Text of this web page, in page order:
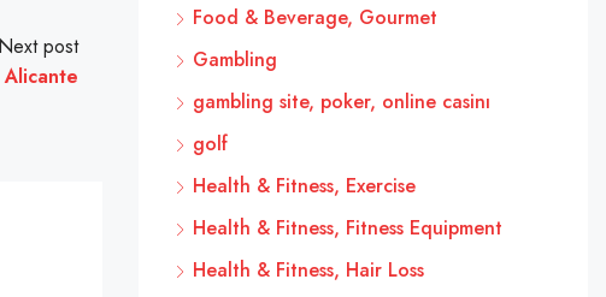
Next post
Alicante
Food & Beverage, Gourmet
Gambling
gambling site, poker, online casinı
golf
Health & Fitness, Exercise
Health & Fitness, Fitness Equipment
Health & Fitness, Hair Loss